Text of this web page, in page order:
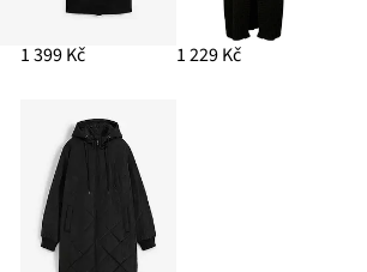
1 399 Kč 1 229 Kč